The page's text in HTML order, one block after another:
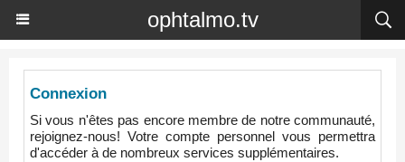
ophtalmo.tv
Connexion
Si vous n'êtes pas encore membre de notre communauté,
rejoignez-nous! Votre compte personnel vous permettra
d'accéder à de nombreux services supplémentaires.